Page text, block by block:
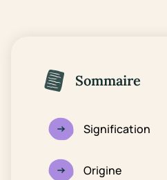
Sommaire
Signification
Origine